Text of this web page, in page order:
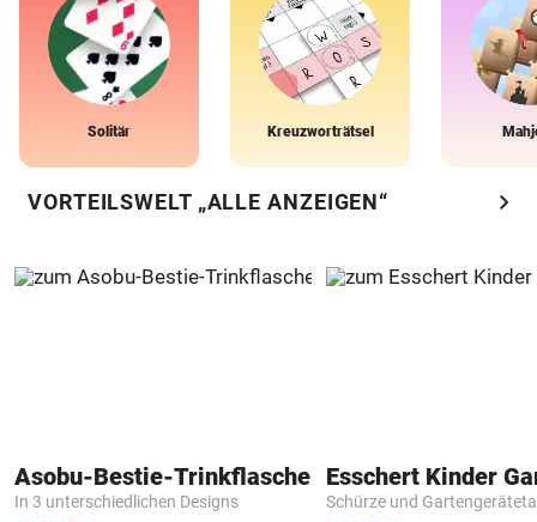
Solitär Kreuzworträtsel
VORTEILSWELT „ALLE ANZEIGEN“ chevron_right
Asobu-Bestie-Trinkflasche
In 3 unterschiedlichen Designs Schürze und